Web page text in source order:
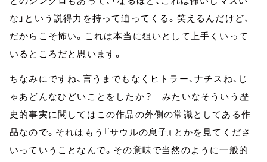
な」という説得力を持って迫ってくる。笑えるんだけど、
だからこそ怖い。これは本当に狙いとして上手くいって
いるところだと思います。
ちなみにですね、言うまでもなくヒトラー、ナチスね、じ
ゃあどんなひどいことをしたか？ みたいなそういう歴
史的事実に関してはこの作品の外側の常識としてある作
品なので。それはもう『サウルの息子』とかを見てくださ
いっていうことなんで。その意味で当然のように一般的